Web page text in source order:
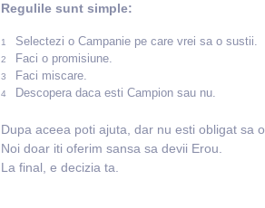
Regulile sunt simple:
Selectezi o Campanie pe care vrei sa o sustii.
Faci o promisiune.
Faci miscare.
Descopera daca esti Campion sau nu.
Dupa aceea poti ajuta, dar nu esti obligat sa o
Noi doar iti oferim sansa sa devii Erou.
La final, e decizia ta.